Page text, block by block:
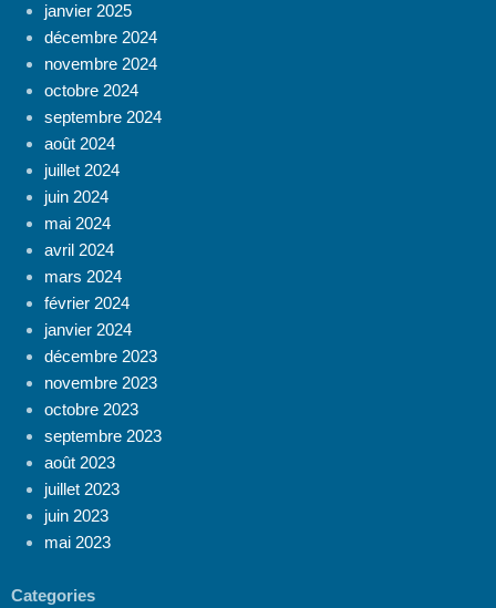
janvier 2025
décembre 2024
novembre 2024
octobre 2024
septembre 2024
août 2024
juillet 2024
juin 2024
mai 2024
avril 2024
mars 2024
février 2024
janvier 2024
décembre 2023
novembre 2023
octobre 2023
septembre 2023
août 2023
juillet 2023
juin 2023
mai 2023
Categories